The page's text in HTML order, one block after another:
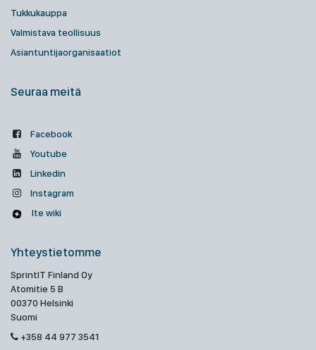
Tukkukauppa
Valmistava teollisuus
Asiantuntijaorganisaatiot
Seuraa meitä
Facebook
Youtube
Linkedin
Instagram
Ite wiki
Yhteystietomme
SprintIT Finland Oy
Atomitie 5 B
00370 Helsinki
Suomi
+358 44 977 3541